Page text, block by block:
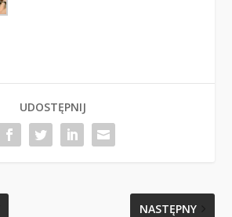
UDOSTĘPNIJ
NASTĘPNY